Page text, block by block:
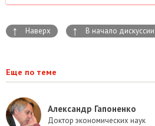
↑ Наверх ↑ В начало дискуссии
Еще по теме
Александр Гапоненко
Доктор экономических наук